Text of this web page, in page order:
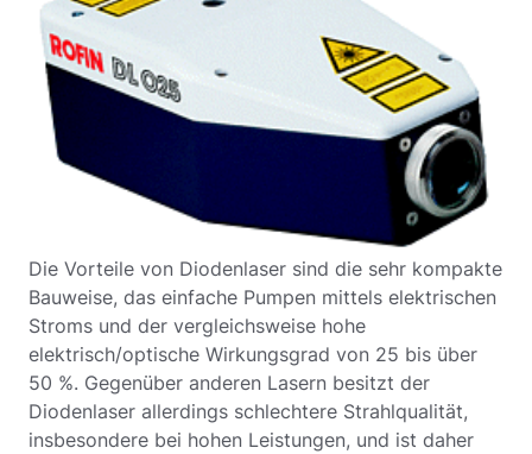
Die Vorteile von Diodenlaser sind die sehr kompakte
Bauweise, das einfache Pumpen mittels elektrischen
Stroms und der vergleichsweise hohe
elektrisch/optische Wirkungsgrad von 25 bis über
50 %. Gegenüber anderen Lasern besitzt der
Diodenlaser allerdings schlechtere Strahlqualität,
insbesondere bei hohen Leistungen, und ist daher